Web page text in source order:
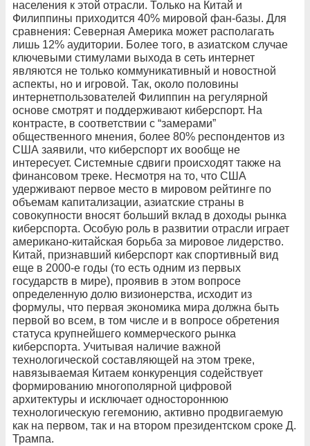
населения к этой отрасли. Только на Китай и
Филиппины приходится 40% мировой фан-базы. Для
сравнения: Северная Америка может располагать
лишь 12% аудитории. Более того, в азиатском случае
ключевыми стимулами выхода в сеть интернет
являются не только коммуникативный и новостной
аспекты, но и игровой. Так, около половины
интернетпользователей Филиппин на регулярной
основе смотрят и поддерживают киберспорт. На
контрасте, в соответствии с “замерами”
общественного мнения, более 80% респондентов из
США заявили, что киберспорт их вообще не
интересует. Системные сдвиги происходят также на
финансовом треке. Несмотря на то, что США
удерживают первое место в мировом рейтинге по
объемам капитализации, азиатские страны в
совокупности вносят больший вклад в доходы рынка
киберспорта. Особую роль в развитии отрасли играет
американо-китайская борьба за мировое лидерство.
Китай, признавший киберспорт как спортивный вид
еще в 2000-е годы (то есть одним из первых
государств в мире), проявив в этом вопросе
определенную долю визионерства, исходит из
формулы, что первая экономика мира должна быть
первой во всем, в том числе и в вопросе обретения
статуса крупнейшего коммерческого рынка
киберспорта. Учитывая наличие важной
технологической составляющей на этом треке,
навязываемая Китаем конкуренция содействует
формированию многополярной цифровой
архитектуры и исключает одностороннюю
технологическую гегемонию, активно продвигаемую
как на первом, так и на втором президентском сроке Д.
Трампа.